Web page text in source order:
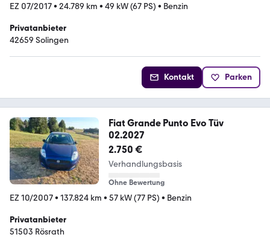
EZ 07/2017• 24.789 km • 49 kW (67 PS) • Benzin
Privatanbieter
42659 Solingen
Kontakt Parken
Fiat Grande Punto Evo Tüv
02.2027
2.750 €
Verhandlungsbasis
Ohne Bewertung
EZ 10/2007• 137.824 km • 57 kW (77 PS) • Benzin
Privatanbieter
51503 Rösrath